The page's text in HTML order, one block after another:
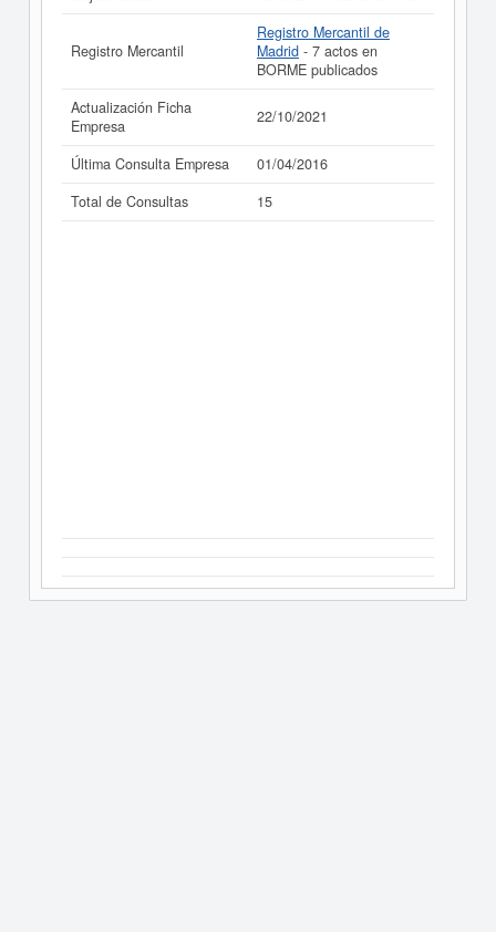
Registro Mercantil
Registro Mercantil de
Madrid - 7 actos en
BORME publicados
Actualización Ficha
Empresa
22/10/2021
Última Consulta Empresa
01/04/2016
Total de Consultas
15